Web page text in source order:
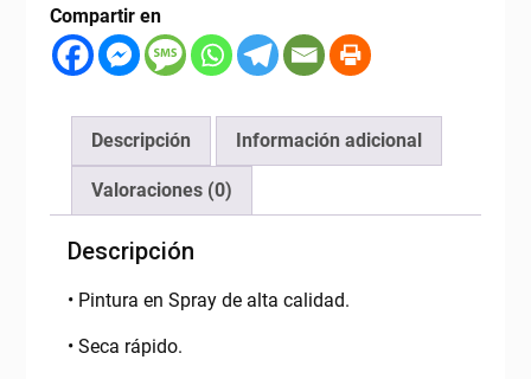
cantidad
Compartir en
Descripción Información adicional
Valoraciones (0)
Descripción
• Pintura en Spray de alta calidad.
• Seca rápido.